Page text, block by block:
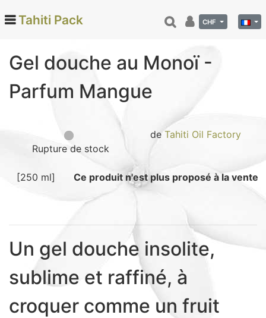
Monoi de Tahiti (66)
Noix de coco (24)
Vanille de Tahiti (26)
Calendriers et agenda (6)
Danse tahitienne (29)
Décoration (22)
Sacs, Bijoux et Accessoires (33)
Loisirs (19)
Tahiti Pack CHF
Gel douche au Monoï -
Parfum Mangue
Rupture de stock
de Tahiti Oil Factory
[250 ml] Ce produit n'est plus proposé à la vente
Un gel douche insolite,
sublime et raffiné, à
croquer comme un fruit